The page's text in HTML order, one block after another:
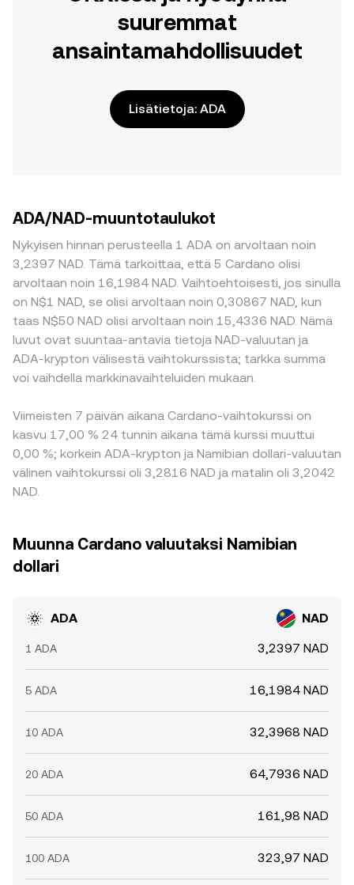
suuremmat
ansaintamahdollisuudet
Lisätietoja: ADA
ADA/NAD-muuntotaulukot
Nykyisen hinnan perusteella 1 ADA on arvoltaan noin
3,2397 NAD. Tämä tarkoittaa, että 5 Cardano olisi
arvoltaan noin 16,1984 NAD. Vaihtoehtoisesti, jos sinulla
on N$1 NAD, se olisi arvoltaan noin 0,30867 NAD, kun
taas N$50 NAD olisi arvoltaan noin 15,4336 NAD. Nämä
luvut ovat suuntaa-antavia tietoja NAD-valuutan ja
ADA-krypton välisestä vaihtokurssista; tarkka summa
voi vaihdella markkinavaihteluiden mukaan.
Viimeisten 7 päivän aikana Cardano-vaihtokurssi on
kasvu 17,00 % 24 tunnin aikana tämä kurssi muuttui
0,00 %; korkein ADA-krypton ja Namibian dollari-valuutan
välinen vaihtokurssi oli 3,2816 NAD ja matalin oli 3,2042
NAD.
Muunna Cardano valuutaksi Namibian
dollari
ADA NAD
1 ADA 3,2397 NAD
5 ADA 16,1984 NAD
10 ADA 32,3968 NAD
20 ADA 64,7936 NAD
50 ADA 161,98 NAD
100 ADA 323,97 NAD